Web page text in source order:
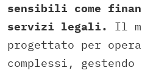
sensibili come
servizi legali.
Il
progettato per
complessi,